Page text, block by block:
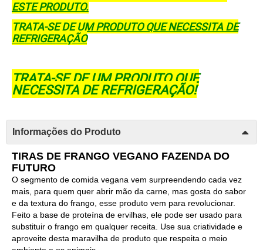
ESTE PRODUTO.
TRATA-SE DE UM PRODUTO QUE NECESSITA DE
REFRIGERAÇÃO
TRATA-SE DE UM PRODUTO QUE
NECESSITA DE REFRIGERAÇÃO!
Informações do Produto
TIRAS DE FRANGO VEGANO FAZENDA DO
FUTURO
O segmento de comida vegana vem surpreendendo cada vez
mais, para quem quer abrir mão da carne, mas gosta do sabor
e da textura do frango, esse produto vem para revolucionar.
Feito a base de proteína de ervilhas, ele pode ser usado para
substituir o frango em qualquer receita. Use sua criatividade e
aproveite desta maravilha de produto que respeita o meio